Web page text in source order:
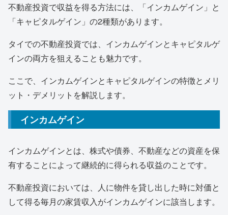
不動産投資で収益を得る方法には、「インカムゲイン」と
「キャピタルゲイン」の2種類があります。
タイでの不動産投資では、インカムゲインとキャピタルゲ
インの両方を狙えることも魅力です。
ここで、インカムゲインとキャピタルゲインの特徴とメリ
ット・デメリットを解説します。
インカムゲイン
インカムゲインとは、株式や債券、不動産などの資産を保
有することによって継続的に得られる収益のことです。
不動産投資においては、人に物件を貸し出した時に対価と
して得る毎月の家賃収入がインカムゲインに該当します。